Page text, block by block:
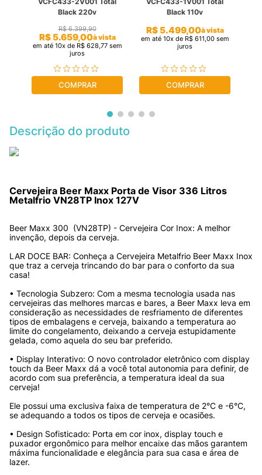
Black 220v
R$ 6.399,90
R$ 5.659,00à vista
em até 10x de R$ 628,77sem
juros
COMPRAR
Black 110v
R$ 5.499,00à vista
em até 10x de R$ 611,00sem
juros
COMPRAR
Descrição do produto
Cervejeira Beer Maxx Porta de Visor 336 Litros
Metalfrio VN28TP Inox 127V
Beer Maxx 300  (VN28TP) - Cervejeira Cor Inox: A melhor
invenção, depois da cerveja.
LAR DOCE BAR: Conheça a Cervejeira Metalfrio Beer Maxx Inox
que traz a cerveja trincando do bar para o conforto da sua
casa!
• Tecnologia Subzero: Com a mesma tecnologia usada nas
cervejeiras das melhores marcas e bares, a Beer Maxx leva em
consideração as necessidades de resfriamento de diferentes
tipos de embalagens e cerveja, baixando a temperatura ao
limite do congelamento, deixando a cerveja estupidamente
gelada, como aquela do seu bar preferido.
• Display Interativo: O novo controlador eletrônico com display
touch da Beer Maxx dá a você total autonomia para definir, de
acordo com sua preferência, a temperatura ideal da sua
cerveja!
Ele possui uma exclusiva faixa de temperatura de 2°C e -6°C,
se adequando a todos os tipos de cerveja e ocasiões.
• Design Sofisticado: Porta em cor inox, display touch e
puxador ergonômico para melhor encaixe das mãos garantem
máxima funcionalidade e elegância para sua casa e área de
lazer.